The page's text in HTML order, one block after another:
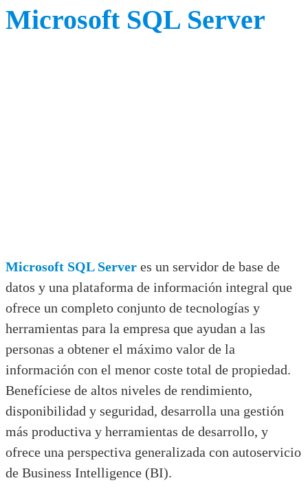
Microsoft SQL Server
Microsoft SQL Server es un servidor de base de
datos y una plataforma de información integral que
ofrece un completo conjunto de tecnologías y
herramientas para la empresa que ayudan a las
personas a obtener el máximo valor de la
información con el menor coste total de propiedad.
Benefíciese de altos niveles de rendimiento,
disponibilidad y seguridad, desarrolla una gestión
más productiva y herramientas de desarrollo, y
ofrece una perspectiva generalizada con autoservicio
de Business Intelligence (BI).